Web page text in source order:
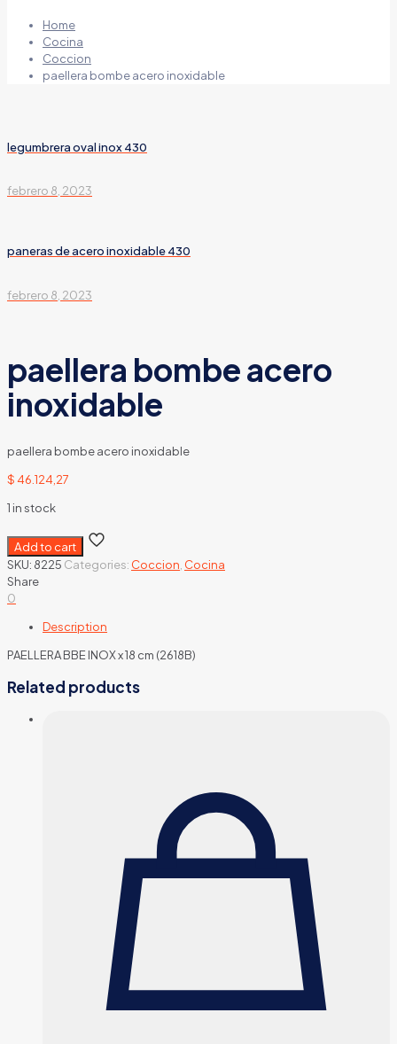
Home
Cocina
Coccion
paellera bombe acero inoxidable
legumbrera oval inox 430
febrero 8, 2023
paneras de acero inoxidable 430
febrero 8, 2023
paellera bombe acero
inoxidable
paellera bombe acero inoxidable
$46.124,27
1 in stock
Add to cart
SKU: 8225 Categories: Coccion Cocina
Share
0
Description
PAELLERA BBE INOX x 18 cm (2618B)
Related products